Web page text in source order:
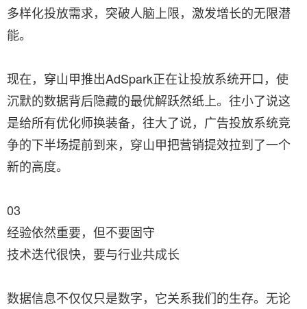
多样化投放需求，突破人脑上限，激发增长的无限潜
能。
现在，穿山甲推出AdSpark正在让投放系统开口，使
沉默的数据背后隐藏的最优解跃然纸上。往小了说这
是给所有优化师换装备，往大了说，广告投放系统竞
争的下半场提前到来，穿山甲把营销提效拉到了一个
新的高度。
03
经验依然重要，但不要固守
技术迭代很快，要与行业共成长
数据信息不仅仅只是数字，它关系我们的生存。无论